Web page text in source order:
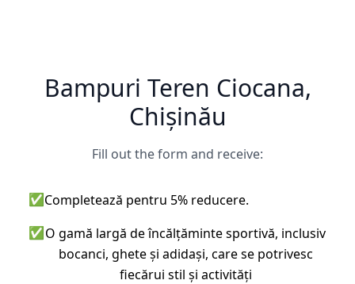
Bampuri Teren Ciocana,
Chișinău
Fill out the form and receive:
✅Completează pentru 5% reducere.
✅O gamă largă de încălțăminte sportivă, inclusiv
bocanci, ghete și adidași, care se potrivesc
fiecărui stil și activități